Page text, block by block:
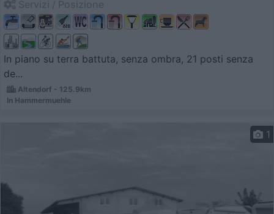
In piano su terra battuta, senza ombra, 21 posti senza
de...
Altendorf - 125.9km
In Hammermuehle
1